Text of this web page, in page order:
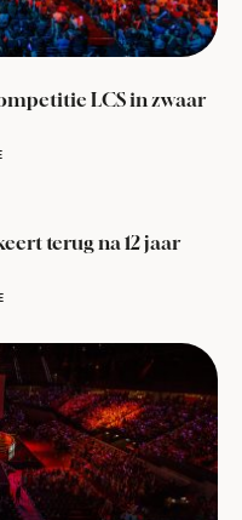
LCS in zwaar
terug na 12 jaar